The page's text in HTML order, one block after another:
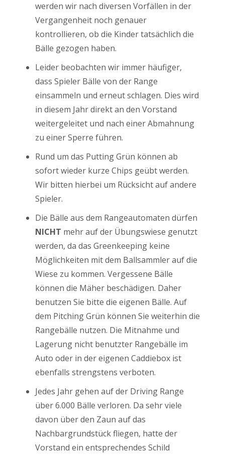
werden wir nach diversen Vorfällen in der
Vergangenheit noch genauer
kontrollieren, ob die Kinder tatsächlich die
Bälle gezogen haben.
Leider beobachten wir immer häufiger,
dass Spieler Bälle von der Range
einsammeln und erneut schlagen. Dies wird
in diesem Jahr direkt an den Vorstand
weitergeleitet und nach einer Abmahnung
zu einer Sperre führen.
Rund um das Putting Grün können ab
sofort wieder kurze Chips geübt werden.
Wir bitten hierbei um Rücksicht auf andere
Spieler.
Die Bälle aus dem Rangeautomaten dürfen
NICHT mehr auf der Übungswiese genutzt
werden, da das Greenkeeping keine
Möglichkeiten mit dem Ballsammler auf die
Wiese zu kommen. Vergessene Bälle
können die Mäher beschädigen. Daher
benutzen Sie bitte die eigenen Bälle. Auf
dem Pitching Grün können Sie weiterhin die
Rangebälle nutzen. Die Mitnahme und
Lagerung nicht benutzter Rangebälle im
Auto oder in der eigenen Caddiebox ist
ebenfalls strengstens verboten.
Jedes Jahr gehen auf der Driving Range
über 6.000 Bälle verloren. Da sehr viele
davon über den Zaun auf das
Nachbargrundstück fliegen, hatte der
Vorstand ein entsprechendes Schild